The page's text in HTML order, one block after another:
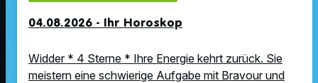
04.08.2026 - Ihr Horoskop
Widder * 4 Sterne * Ihre Energie kehrt zurück. Sie
meistern eine schwierige Aufgabe mit Bravour und